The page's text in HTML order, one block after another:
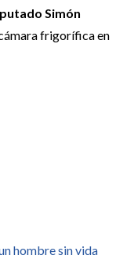
Simón
frigorífica en
hombre sin vida